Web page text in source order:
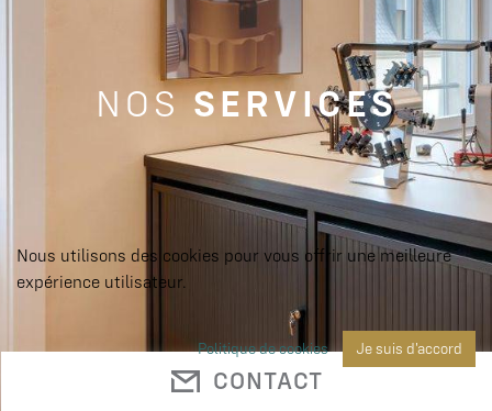
CONTACT
NOSSERVICES
Nous utilisons des cookies pour vous offrir une meilleure
expérience utilisateur.
Politique de cookies Je suis d'accord